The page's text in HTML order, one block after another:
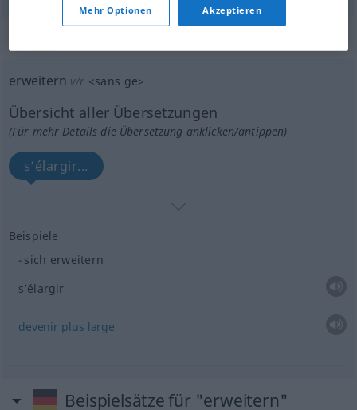
erweitern v/r <sans ge>
Übersicht aller Übersetzungen
(Für mehr Details die Übersetzung anklicken/antippen)
s’élargir...
Beispiele
sich erweitern
s’élargir
devenir plus large
Beispielsätze für "erweitern"
Mehr Optionen Akzeptieren